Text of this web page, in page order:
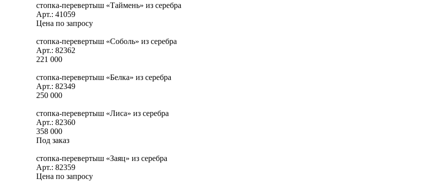
стопка-перевертыш «Таймень» из серебра
Арт.: 41059
Цена по запросу
стопка-перевертыш «Соболь» из серебра
Арт.: 82362
221 000
стопка-перевертыш «Белка» из серебра
Арт.: 82349
250 000
стопка-перевертыш «Лиса» из серебра
Арт.: 82360
358 000
Под заказ
стопка-перевертыш «Заяц» из серебра
Арт.: 82359
Цена по запросу